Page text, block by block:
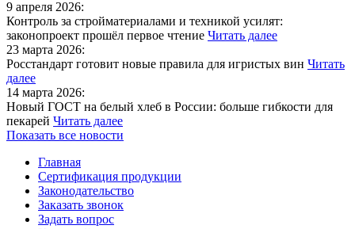
9 апреля 2026:
Контроль за стройматериалами и техникой усилят:
законопроект прошёл первое чтение Читать далее
23 марта 2026:
Росстандарт готовит новые правила для игристых вин Читать
далее
14 марта 2026:
Новый ГОСТ на белый хлеб в России: больше гибкости для
пекарей Читать далее
Показать все новости
Главная
Сертификация продукции
Законодательство
Заказать звонок
Задать вопрос